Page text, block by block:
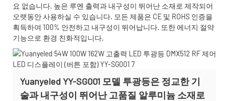
요 없습니다. 높은 루멘 출력과 내구성이 뛰어난 소재로 제작되어
오랫동안 사용하실 수 있습니다. 모든 제품은 CE 및 ROHS 인증을
획득하여 100% 안전하고 내구성이 뛰어납니다. 또한 에너지 절약
기능으로 환경 친화적입니다.
Yuanyeled YY-SG001 모델 투광등은 정교한 기
술과 내구성이 뛰어난 고품질 알루미늄 소재로